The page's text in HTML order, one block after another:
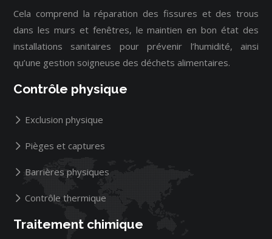
Cela comprend la réparation des fissures et des trous
dans les murs et fenêtres, le maintien en bon état des
installations sanitaires pour prévenir l’humidité, ainsi
qu’une gestion soigneuse des déchets alimentaires.
Contrôle physique
Exclusion physique
Pièges et captures
Barrières physiques
Contrôle thermique
Traitement chimique